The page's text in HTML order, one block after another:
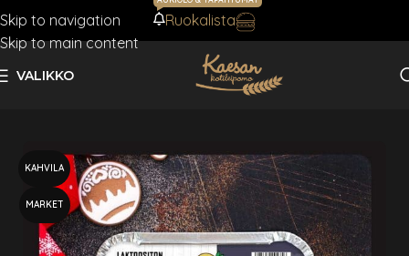
Skip to navigation
Skip to main content
AJANKOHTAISTA
Ruokalista
VALIKKO
KAHVILA
MARKET